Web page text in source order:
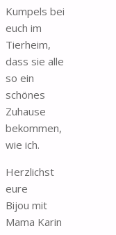
Kumpels bei
euch im
Tierheim,
dass sie alle
so ein
schönes
Zuhause
bekommen,
wie ich.
Herzlichst
eure
Bijou mit
Mama Karin